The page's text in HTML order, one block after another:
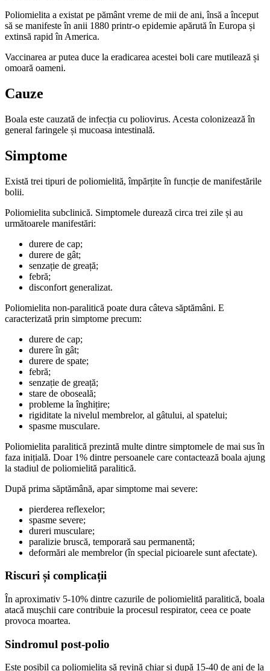
Poliomielita a existat pe pământ vreme de mii de ani, însă a început
să se manifeste în anii 1880 printr-o epidemie apărută în Europa și
extinsă rapid în America.
Vaccinarea ar putea duce la eradicarea acestei boli care mutilează și
omoară oameni.
Cauze
Boala este cauzată de infecția cu poliovirus. Acesta colonizează în
general faringele și mucoasa intestinală.
Simptome
Există trei tipuri de poliomielită, împărțite în funcție de manifestările
bolii.
Poliomielita subclinică. Simptomele durează circa trei zile și au
următoarele manifestări:
durere de cap;
durere de gât;
senzație de greață;
febră;
disconfort generalizat.
Poliomielita non-paralitică poate dura câteva săptămâni. E
caracterizată prin simptome precum:
durere de cap;
durere în gât;
durere de spate;
febră;
senzație de greață;
stare de oboseală;
probleme la înghițire;
rigiditate la nivelul membrelor, al gâtului, al spatelui;
spasme musculare.
Poliomielita paralitică prezintă multe dintre simptomele de mai sus în
faza inițială. Doar 1% dintre persoanele care contactează boala ajung
la stadiul de poliomielită paralitică.
După prima săptămână, apar simptome mai severe:
pierderea reflexelor;
spasme severe;
dureri musculare;
paralizie bruscă, temporară sau permanentă;
deformări ale membrelor (în special picioarele sunt afectate).
Riscuri și complicații
În aproximativ 5-10% dintre cazurile de poliomielită paralitică, boala
atacă mușchii care contribuie la procesul respirator, ceea ce poate
provoca moartea.
Sindromul post-polio
Este posibil ca poliomielita să revină chiar și după 15-40 de ani de la